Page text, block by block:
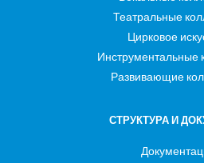
Театральные
Цирковое
Инструментальные
Развивающие
СТРУКТУРА И